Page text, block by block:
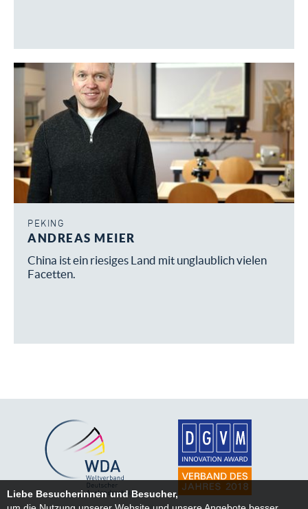
PEKING
ANDREAS MEIER
China ist ein riesiges Land mit unglaublich vielen
Facetten.
Liebe Besucherinnen und Besucher,